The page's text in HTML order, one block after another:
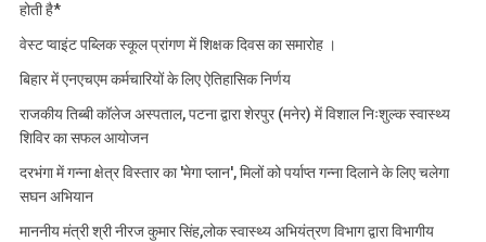
होती है*
वेस्ट प्वाइंट पब्लिक स्कूल प्रांगण में शिक्षक दिवस का समारोह ।
बिहार में एनएचएम कर्मचारियों के लिए ऐतिहासिक निर्णय
राजकीय तिब्बी कॉलेज अस्पताल, पटना द्वारा शेरपुर (मनेर) में विशाल निःशुल्क स्वास्थ्य
शिविर का सफल आयोजन
दरभंगा में गन्ना क्षेत्र विस्तार का 'मेगा प्लान', मिलों को पर्याप्त गन्ना दिलाने के लिए चलेगा
सघन अभियान
माननीय मंत्री श्री नीरज कुमार सिंह,लोक स्वास्थ्य अभियंत्रण विभाग द्वारा विभागीय